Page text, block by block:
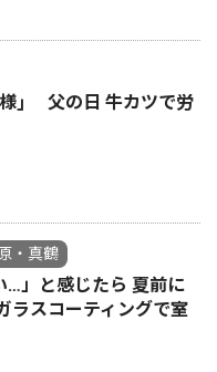
様｣ 父の日 牛カツで労
・真鶴
…」と感じたら 夏前に
ラスコーティングで室